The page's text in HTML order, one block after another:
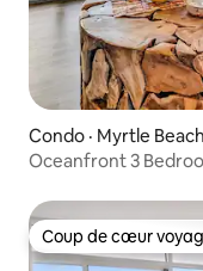
Condo · Myrtle Beach
Oceanfront 3
Coup de cœur
Coup de cœur